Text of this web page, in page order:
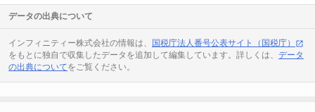
データの出典について
インフィニティー株式会社の情報は、
国税庁法人番号公表サイト（国税庁）
をもとに独自で収集したデータを追加して編集しています。詳しくは、 データ
の出典についてをご覧ください。